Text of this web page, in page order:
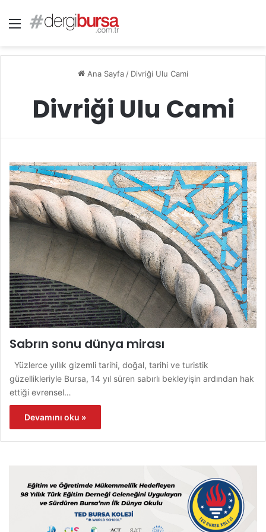
Menü
Ana Sayfa / Divriği Ulu Cami
Divriği Ulu Cami
Sabrın sonu dünya mirası
Yüzlerce yıllık gizemli tarihi, doğal, tarihi ve turistik
güzellikleriyle Bursa, 14 yıl süren sabırlı bekleyişin ardından hak
ettiği evrensel…
Devamını oku »